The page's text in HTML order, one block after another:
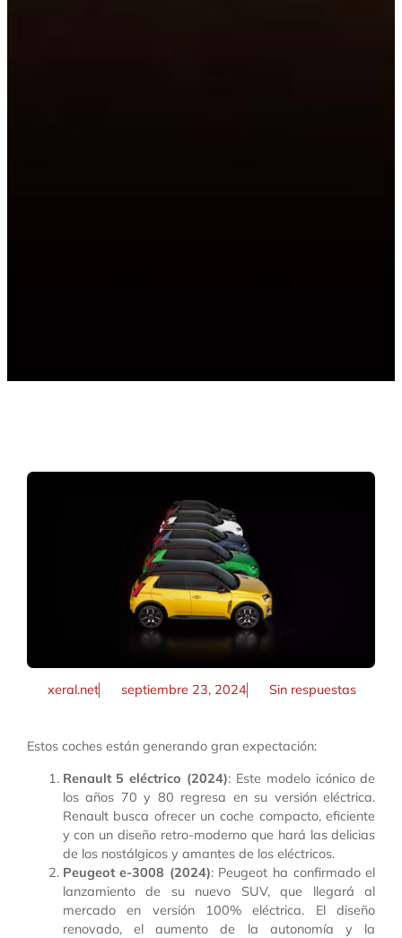
xeral.net septiembre 23, 2024 Sin respuestas
Estos coches están generando gran expectación:
Renault 5 eléctrico (2024): Este modelo icónico de
los años 70 y 80 regresa en su versión eléctrica.
Renault busca ofrecer un coche compacto, eficiente
y con un diseño retro-moderno que hará las delicias
de los nostálgicos y amantes de los eléctricos.
Peugeot e-3008 (2024): Peugeot ha confirmado el
lanzamiento de su nuevo SUV, que llegará al
mercado en versión 100% eléctrica. El diseño
renovado, el aumento de la autonomía y la